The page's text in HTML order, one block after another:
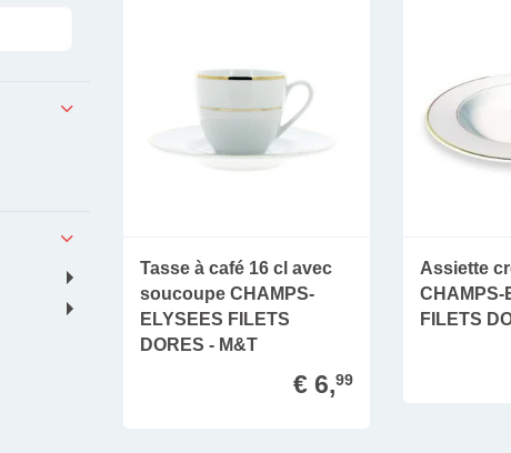
Tasse à café 16 cl avec
soucoupe CHAMPS-
ELYSEES FILETS
DORES - M&T
€ 6,99
Assiette
CHAMPS-
FILETS